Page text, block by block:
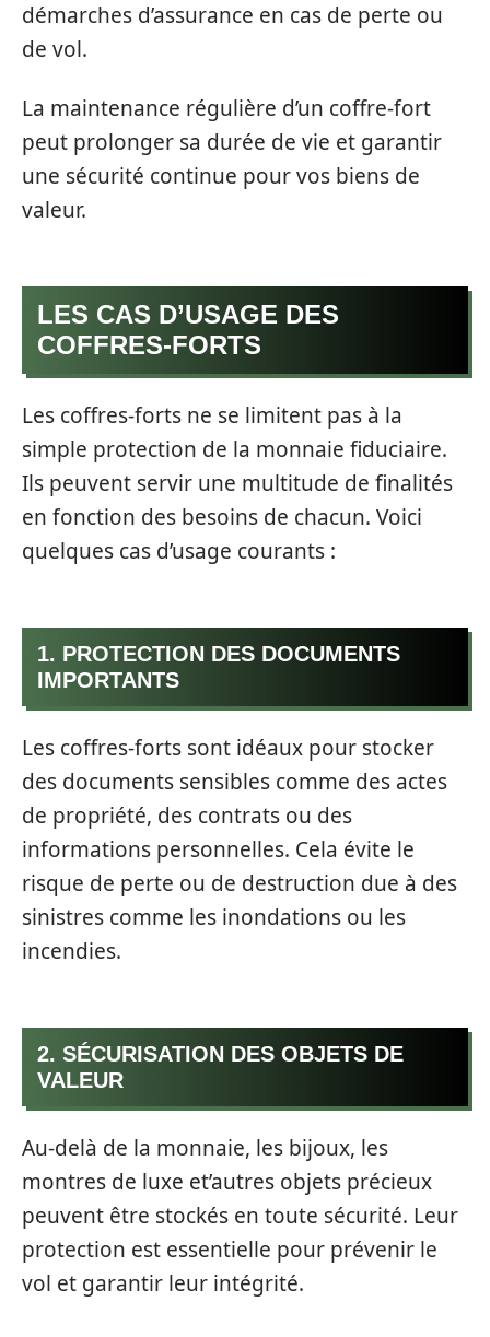
démarches d’assurance en cas de perte ou
de vol.
La maintenance régulière d’un coffre-fort
peut prolonger sa durée de vie et garantir
une sécurité continue pour vos biens de
valeur.
LES CAS D’USAGE DES
COFFRES-FORTS
Les coffres-forts ne se limitent pas à la
simple protection de la monnaie fiduciaire.
Ils peuvent servir une multitude de finalités
en fonction des besoins de chacun. Voici
quelques cas d’usage courants :
1. PROTECTION DES DOCUMENTS
IMPORTANTS
Les coffres-forts sont idéaux pour stocker
des documents sensibles comme des actes
de propriété, des contrats ou des
informations personnelles. Cela évite le
risque de perte ou de destruction due à des
sinistres comme les inondations ou les
incendies.
2. SÉCURISATION DES OBJETS DE
VALEUR
Au-delà de la monnaie, les bijoux, les
montres de luxe et’autres objets précieux
peuvent être stockés en toute sécurité. Leur
protection est essentielle pour prévenir le
vol et garantir leur intégrité.